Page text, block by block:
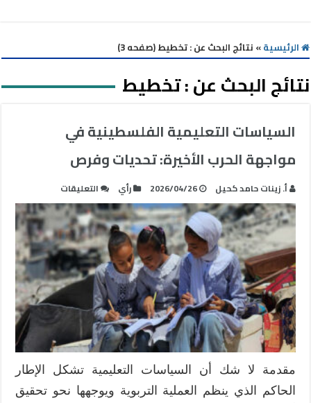
الرئيسية» نتائج البحث عن : تخطيط (صفحه 3)
نتائج البحث عن :تخطيط
السياسات التعليمية الفلسطينية في
مواجهة الحرب الأخيرة: تحديات وفرص
أ. زينات حامد كحيل 2026/04/26 رأي التعليقات
السياسات
التعليمية
الفلسطينية
في
مواجهة
الحرب
الأخيرة:
تحديات
وفرص
مغلقة
مقدمة لا شك أن السياسات التعليمية تشكل الإطار
الحاكم الذي ينظم العملية التربوية ويوجهها نحو تحقيق